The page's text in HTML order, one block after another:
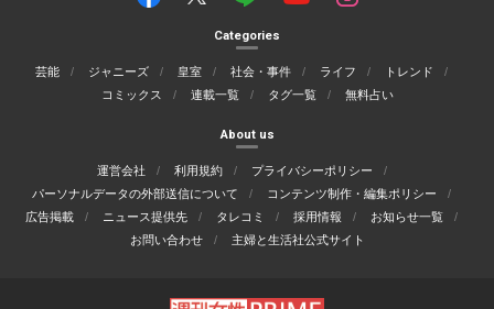
Categories
芸能 ジャニーズ 皇室 社会・事件 ライフ
トレンド
コミックス
連載一覧 タグ一覧 無料占い
About us
運営会社 利用規約
プライバシーポリシー
パーソナルデータの外部送信について
コンテンツ制作・編集ポリシー
広告掲載
ニュース提供先 タレコミ 採用情報
お知らせ一覧
お問い合わせ
主婦と生活社公式サイト